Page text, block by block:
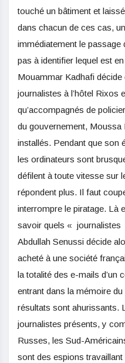
touché un bâtiment et
dans chacun de ces cas,
immédiatement le passage
pas à identifier lequel est
Mouammar Kadhafi
journalistes à l’hôtel Rixos
qu’accompagnés de
du gouvernement,
installés. Pendant que son
les ordinateurs sont
défilent à toute vitesse sur
répondent plus. Il faut
interrompre le piratage. Là
savoir quels « journalistes
Abdullah Senussi décide
acheté à une société
la totalité des e-mails d’un
entrant dans la mémoire
résultats sont ahurissants.
journalistes présents, y
Russes, les Sud-
sont des espions